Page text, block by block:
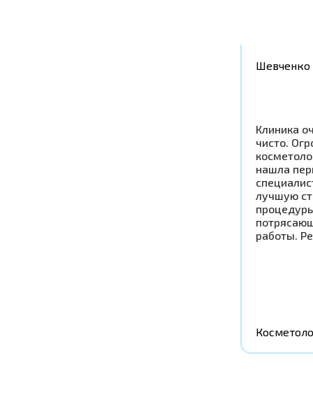
Шевченко
Клиника
чисто.
нашла
лучшую
работы.